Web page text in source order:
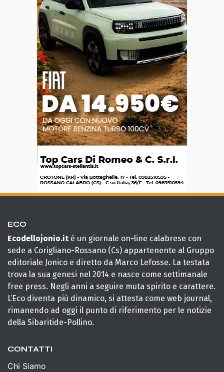
ECO
Ecodellojonio.it è un giornale on-line calabrese con
sede a Corigliano-Rossano (Cs) appartenente al Gruppo
editoriale Jonico e diretto da Marco Lefosse. La testata
trova la sua genesi nel 2014 e nasce come settimanale
free press. Negli anni a seguire muta spirito e carattere.
L’Eco diventa più dinamico, si attesta come web journal,
rimanendo ad oggi il punto di riferimento per le notizie
della Sibaritide-Pollino.
CONTATTI
Chi Siamo